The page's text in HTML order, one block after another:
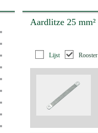
Aardlitze 25 mm²
Lijst Rooster